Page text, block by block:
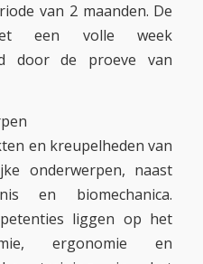
van 2 maanden. De
een volle week
door de proeve van
en kreupelheden van
onderwerpen, naast
en biomechanica.
liggen op het
ergonomie en